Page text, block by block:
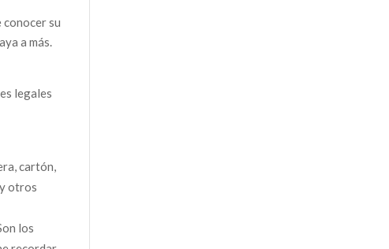
conocer su
a más.
legales
cartón,
otros
los